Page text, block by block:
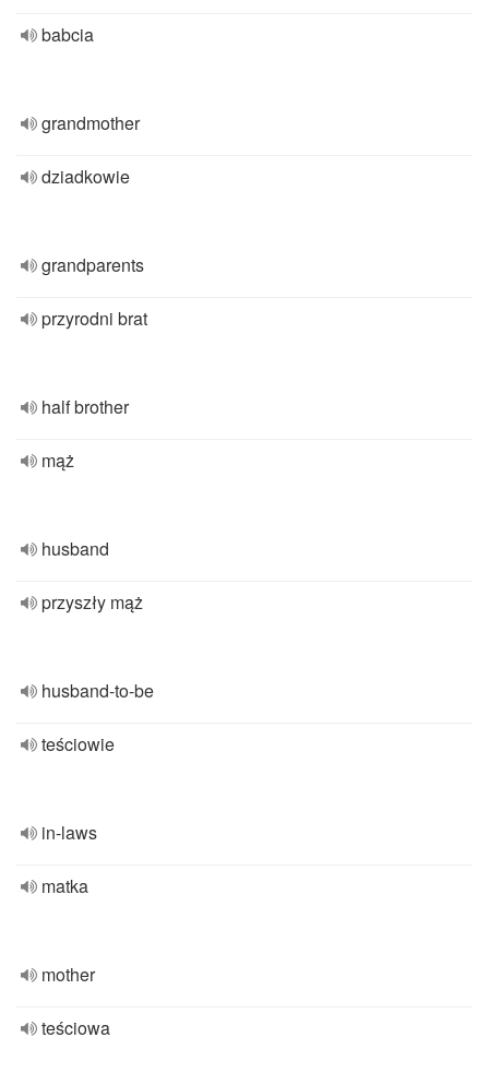
babcia
grandmother
dziadkowie
grandparents
przyrodni brat
half brother
mąż
husband
przyszły mąż
husband-to-be
teściowie
in-laws
matka
mother
teściowa